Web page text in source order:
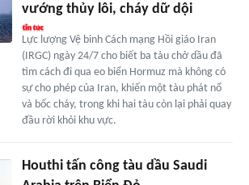
vướng thủy lôi, cháy dữ dội
Lực lượng Vệ binh Cách mạng Hồi giáo Iran
(IRGC) ngày 24/7 cho biết ba tàu chở dầu đã
tìm cách đi qua eo biển Hormuz mà không có
sự cho phép của Iran, khiến một tàu phát nổ
và bốc cháy, trong khi hai tàu còn lại phải quay
đầu rời khỏi khu vực.
Houthi tấn công tàu dầu Saudi